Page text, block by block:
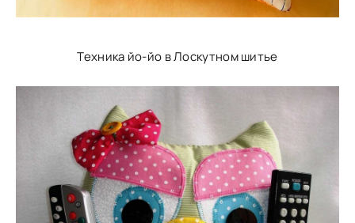
Техника йо-йо в Лоскутном шитье